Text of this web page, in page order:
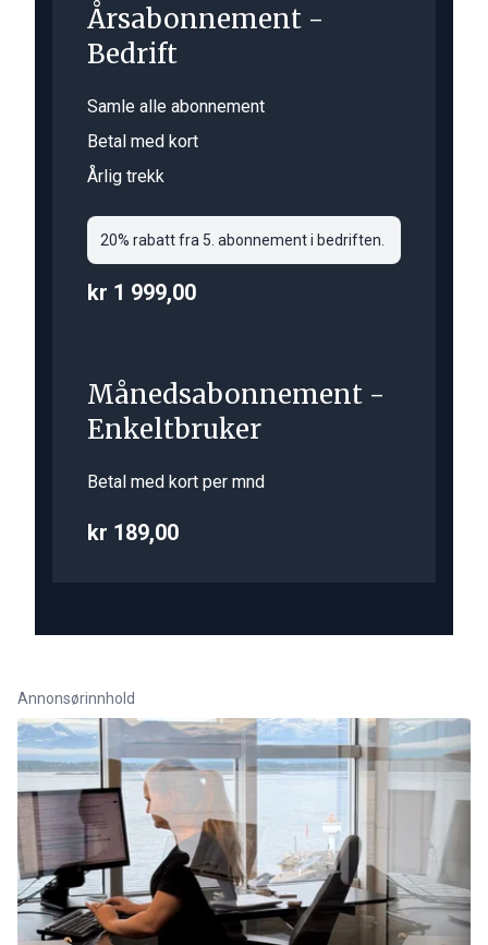
Årsabonnement -
Bedrift
Samle alle abonnement
Betal med kort
Årlig trekk
20% rabatt fra 5. abonnement i bedriften.
kr 1 999,00
Månedsabonnement -
Enkeltbruker
Betal med kort per mnd
kr 189,00
Annonsørinnhold